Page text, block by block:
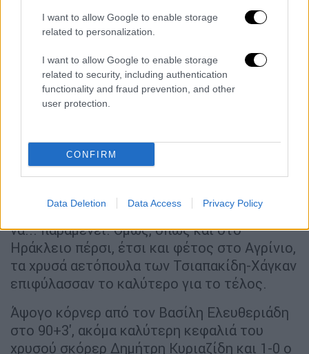
I want to allow Google to enable storage
related to personalization.
I want to allow Google to enable storage
related to security, including authentication
functionality and fraud prevention, and other
user protection.
CONFIRM
Data Deletion Data Access Privacy Policy
Φάουλ του Ελευθεριάδη από τ' αριστερά
κεφαλιά του Τσίτσκα από κοντά, ο Ρέγιες
κάνει άτσαλη έξοδο, με τον διαιτητή να δίνει
τη λευκή βούλα, απόφαση που εν τέλει
ανατράπηκε μέσω VAR, με τα παράπονα του
Δικεφάλου να είναι έντονα για την απόφαση.
Ώρα αλλαγών για τους δύο προπονητές με τη
συμπλήρωση 77 λεπτών αγώνα και
φρεσκαρίσματα εκατέρωθεν. Το σουτ του
Σουλγιολτσή στο 82' δεν αποτέλεσε
πρόβλημα για τον Τσιντσόλη και το θρίλερ
να... παραμένει. Όμως, όπως και στο
Ηράκλειο πέρσι, έτσι και φέτος στο Αγρίνιο,
τα χρυσά αετόπουλα των Τσιαπακίδη-Χάγκαν
επιφύλασσαν το καλύτερο για το τέλος.
Άψογο κόρνερ από τον Βασίλη Ελευθεριάδη
στο 90+3', ακόμα καλύτερη κεφαλιά του
χρυσού σκόρερ Δημήτρη Κυριαζίδη και 1-0 ο